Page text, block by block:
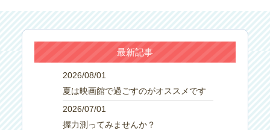
最新記事
2026/08/01
夏は映画館で過ごすのがオススメです
2026/07/01
握力測ってみませんか？